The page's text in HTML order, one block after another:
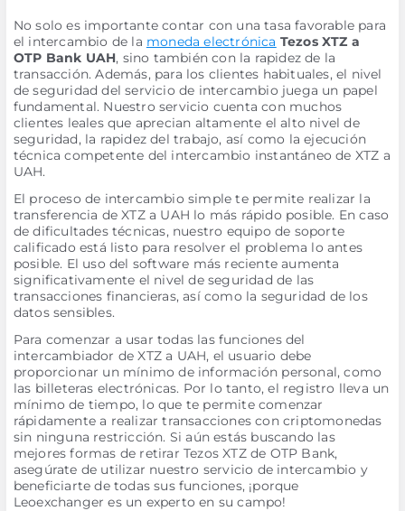
No solo es importante contar con una tasa favorable para
el intercambio de la moneda electrónica Tezos XTZ a
OTP Bank UAH, sino también con la rapidez de la
transacción. Además, para los clientes habituales, el nivel
de seguridad del servicio de intercambio juega un papel
fundamental. Nuestro servicio cuenta con muchos
clientes leales que aprecian altamente el alto nivel de
seguridad, la rapidez del trabajo, así como la ejecución
técnica competente del intercambio instantáneo de XTZ a
UAH.
El proceso de intercambio simple te permite realizar la
transferencia de XTZ a UAH lo más rápido posible. En caso
de dificultades técnicas, nuestro equipo de soporte
calificado está listo para resolver el problema lo antes
posible. El uso del software más reciente aumenta
significativamente el nivel de seguridad de las
transacciones financieras, así como la seguridad de los
datos sensibles.
Para comenzar a usar todas las funciones del
intercambiador de XTZ a UAH, el usuario debe
proporcionar un mínimo de información personal, como
las billeteras electrónicas. Por lo tanto, el registro lleva un
mínimo de tiempo, lo que te permite comenzar
rápidamente a realizar transacciones con criptomonedas
sin ninguna restricción. Si aún estás buscando las
mejores formas de retirar Tezos XTZ de OTP Bank,
asegúrate de utilizar nuestro servicio de intercambio y
beneficiarte de todas sus funciones, ¡porque
Leoexchanger es un experto en su campo!